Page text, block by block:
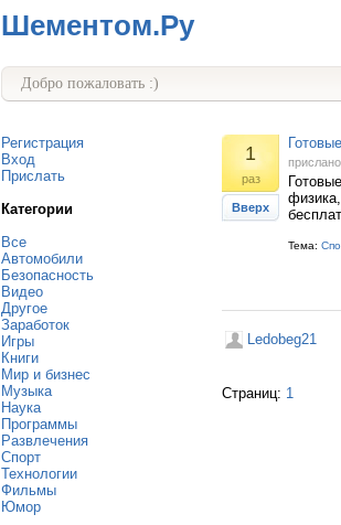
Шементом.Ру
Добро пожаловать :)
Регистрация
Вход
Прислать
Категории
Все
Автомобили
Безопасность
Видео
Другое
Заработок
Игры
Книги
Мир и бизнес
Музыка
Наука
Программы
Развлечения
Спорт
Технологии
Фильмы
Юмор
1
раз
Вверх
Тема:
Ledobeg21
Страниц: 1